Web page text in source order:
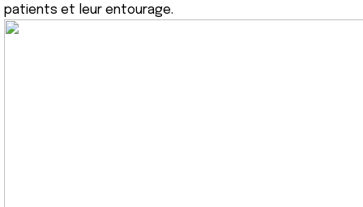
patients et leur entourage.